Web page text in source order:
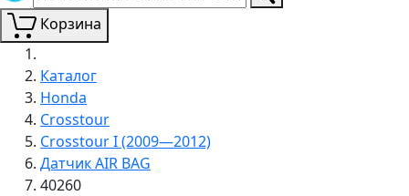
Корзина
Каталог
Honda
Crosstour
Crosstour I (2009—2012)
Датчик AIR BAG
40260